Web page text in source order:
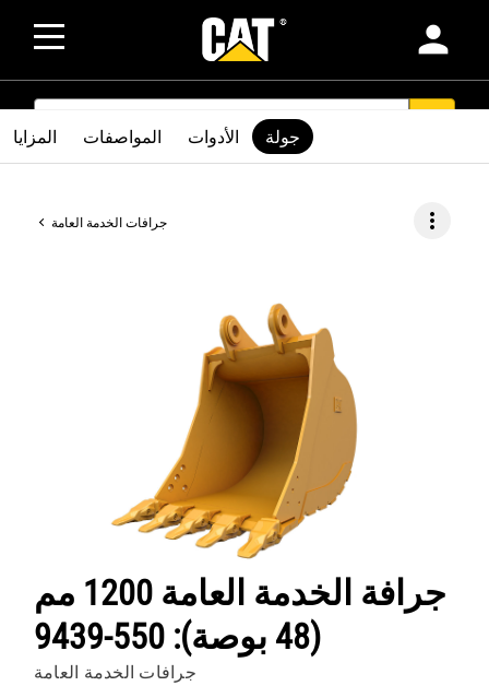
person
SEARCH
جرافات الخدمة العامة more_vert
جرافة الخدمة العامة 1200 مم
(48 بوصة): 550-9439
جرافات الخدمة العامة
المزايا المواصفات الأدوات جولة